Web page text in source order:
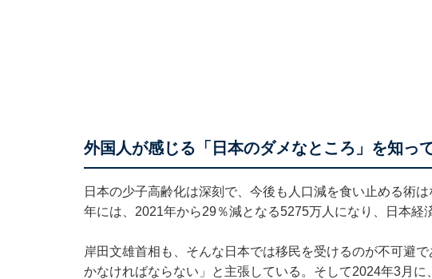
外国人が感じる「日本のダメなところ」を知っ
日本の少子高齢化は深刻で、今後も人口減を食い止める術
年には、2021年から29％減となる5275万人になり、日本経
岸田文雄首相も、そんな日本では移民を受けるのが不可避
かなければならない」と主張している。そして2024年3月